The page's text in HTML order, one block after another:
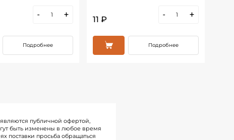
- +
Подробнее
11 ₽
- +
Подробнее
публичной офертой,
быть изменены в любое время
поставки просьба обращаться